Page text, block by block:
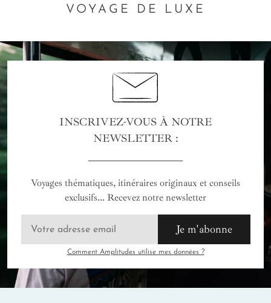
VOYAGE DE LUXE
INSCRIVEZ-VOUS À NOTRE
NEWSLETTER :
Voyages thématiques, itinéraires originaux et conseils
exclusifs... Recevez notre newsletter
Je m'abonne
Comment Amplitudes utilise mes données ?